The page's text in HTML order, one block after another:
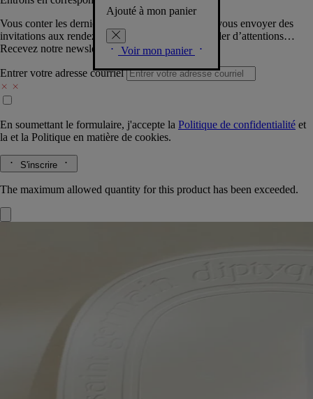
Ajouté à mon panier
Voir mon panier
Vous conter les dernières créations de la Maison, vous envoyer des
invitations aux rendez-vous Diptyque, vous combler d’attentions…
Recevez notre newsletter.
Entrer votre adresse courriel
En soumettant le formulaire, j'accepte la Politique de confidentialité et
la et la Politique en matière de cookies.
S'inscrire
The maximum allowed quantity for this product has been exceeded.